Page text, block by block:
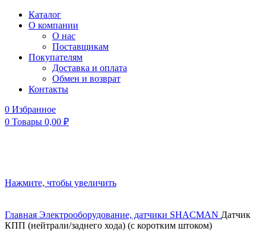
Каталог
О компании
О нас
Поставщикам
Покупателям
Доставка и оплата
Обмен и возврат
Контакты
0 Избранное
0 Товары 0,00 ₽
Нажмите, чтобы увеличить
Главная Электрооборудование, датчики SHACMAN Датчик
КПП (нейтрали/заднего хода) (с коротким штоком)